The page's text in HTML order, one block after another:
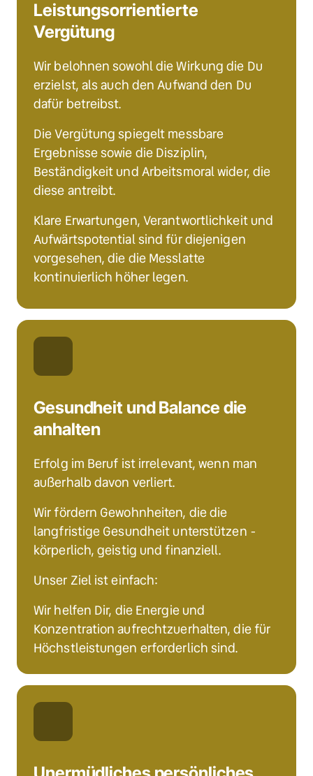
Leistungsorrientierte
Vergütung
Wir belohnen sowohl die Wirkung die Du
erzielst, als auch den Aufwand den Du
dafür betreibst.
Die Vergütung spiegelt messbare
Ergebnisse sowie die Disziplin,
Beständigkeit und Arbeitsmoral wider, die
diese antreibt.
Klare Erwartungen, Verantwortlichkeit und
Aufwärtspotential sind für diejenigen
vorgesehen, die die Messlatte
kontinuierlich höher legen.
Gesundheit und Balance die
anhalten
Erfolg im Beruf ist irrelevant, wenn man
außerhalb davon verliert.
Wir fördern Gewohnheiten, die die
langfristige Gesundheit unterstützen -
körperlich, geistig und finanziell.
Unser Ziel ist einfach:
Wir helfen Dir, die Energie und
Konzentration aufrechtzuerhalten, die für
Höchstleistungen erforderlich sind.